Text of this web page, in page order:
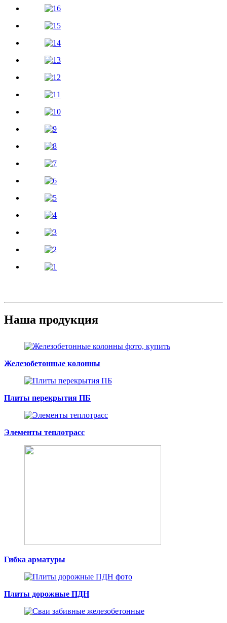
Наша продукция
Железобетонные колонны
Плиты перекрытия ПБ
Элементы теплотрасс
Гибка арматуры
Плиты дорожные ПДН